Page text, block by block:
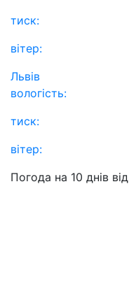
тиск:
вітер:
Львів
вологість:
тиск:
вітер:
Погода на 10 днів від